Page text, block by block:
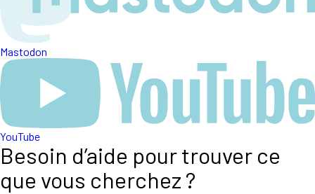
Mastodon
YouTube
Besoin d’aide pour trouver ce
que vous cherchez ?